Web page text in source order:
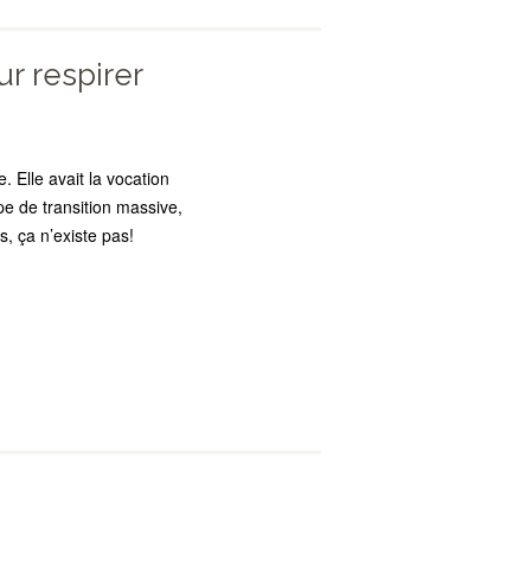
respirer
Elle avait la vocation
de transition massive,
ça n’existe pas!